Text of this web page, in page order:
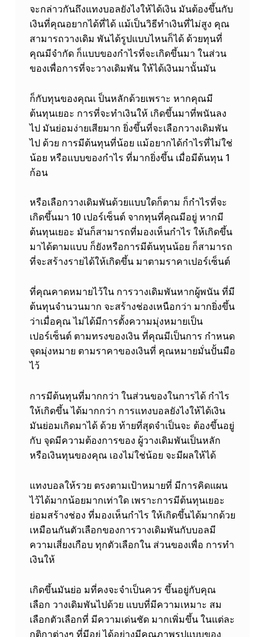
อ
ด
ค
า
โ
น
เ
ข้
า
ม
า
ด้
ว
กั
น
จะกล่าวกันถึงแทงบอลยังไงให้ได้เงิน มันต้องขึ้นกับ
เงินที่คุณอยากได้ที่ได้ แม้เป็นวิธีทำเงินที่ไม่สูง คุณ
สามารถวางเดิม พันได้รูปแบบไหนก็ได้ ด้วยทุนที่
คุณมีจำกัด ก็แบบของกำไรที่จะเกิดขึ้นมา ในส่วน
ของเพื่อการที่จะวางเดิมพัน ให้ได้เงินมานั้นมัน
ก็กับทุนของคุณเ ป็นหลักด้วยเพราะ หากคุณมี
ต้นทุนเยอะ การที่จะทำเงินให้ เกิดขึ้นมาที่พนันลง
ไป มันย่อมง่ายเสียมาก ยิ่งขึ้นที่จะเลือกวางเดิมพัน
ไป ด้วย การมีต้นทุนที่น้อย แม้อยากได้กำไรที่ไม่ใช่
น้อย หรือแบบของกำไร ที่มากยิ่งขึ้น เมื่อมีต้นทุน 1
ก้อน
หรือเลือกวางเดิมพันด้วยแบบใดก็ตาม ก็กำไรที่จะ
เกิดขึ้นมา 10 เปอร์เซ็นต์ จากทุนที่คุณมีอยู่ หากมี
ต้นทุนเยอะ มันก็สามารถที่มองเห็นกำไร ให้เกิดขึ้น
มาได้ตามแบบ ก็ยังหรือการมีต้นทุนน้อย ก็สามารถ
ที่จะสร้างรายได้ให้เกิดขึ้น มาตามราคาเปอร์เซ็นต์
ที่คุณคาดหมายไว้ใน การวางเดิมพันหากผู้พนัน ที่มี
ต้นทุนจำนวนมาก จะสร้างช่องเหนือกว่า มากยิ่งขึ้น
ว่าเมื่อคุณ ไม่ได้มีการตั้งความมุ่งหมายเป็น
เปอร์เซ็นต์ ตามทรงของเงิน ที่คุณมีเป็นการ กำหนด
จุดมุ่งหมาย ตามราคาของเงินที่ คุณหมายมั่นปั้นมือ
ไว้
การมีต้นทุนที่มากกว่า ในส่วนของในการได้ กำไร
ให้เกิดขึ้น ได้มากกว่า การแทงบอลยังไงให้ได้เงิน
มันย่อมเกิดมาได้ ด้วย ท้ายที่สุดจำเป็นจะ ต้องขึ้นอยู่
กับ จุดมีความต้องการของ ผู้วางเดิมพันเป็นหลัก
หรือเงินทุนของคุณ เองไม่ใช่น้อย จะมีผลให้ได้
แทงบอลให้รวย ตรงตามเป้าหมายที่ มีการคิดแผน
ไว้ได้มากน้อยมากเท่าใด เพราะการมีต้นทุนเยอะ
ย่อมสร้างช่อง ที่มองเห็นกำไร ให้เกิดขึ้นได้มากด้วย
เหมือนกันตัวเลือกของการวางเดิมพันกับบอลมี
ความเสี่ยงเกือบ ทุกตัวเลือกใน ส่วนของเพื่อ การทำ
เงินให้
เกิดขึ้นมันย่อ มที่คงจะจำเป็นควร ขึ้นอยู่กับคุณ
เลือก วางเดิมพันไปด้วย แบบที่มีความเหมาะ สม
เลือกตัวเลือกที่ มีความเด่นชัด มากเพิ่มขึ้น ในแต่ละ
กติกาต่างๆ ที่มีอยู่ ได้อย่างมีคุณภาพรูปแบบของ